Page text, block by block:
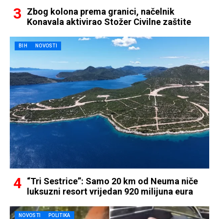
Zbog kolona prema granici, načelnik
Konavala aktivirao Stožer Civilne zaštite
BIH NOVOSTI
“Tri Sestrice”: Samo 20 km od Neuma niče
luksuzni resort vrijedan 920 milijuna eura
NOVOSTI POLITIKA